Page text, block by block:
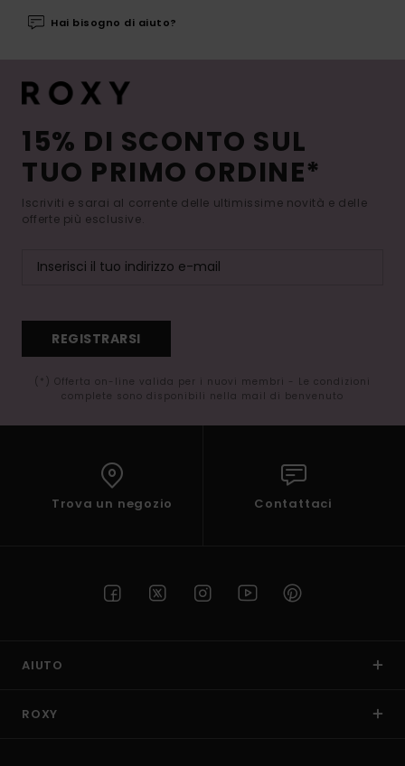
Hai bisogno di aiuto?
15% DI SCONTO SUL
TUO PRIMO ORDINE*
Iscriviti e sarai al corrente delle ultimissime novità e delle
offerte più esclusive.
REGISTRARSI
(*) Offerta on-line valida per i nuovi membri - Le condizioni
complete sono disponibili nella mail di benvenuto
Trova un negozio Contattaci
AIUTO
ROXY